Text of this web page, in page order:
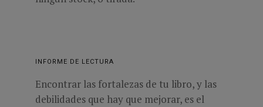
INFORME DE LECTURA
Encontrar las fortalezas de tu libro, y las
debilidades que hay que mejorar, es el